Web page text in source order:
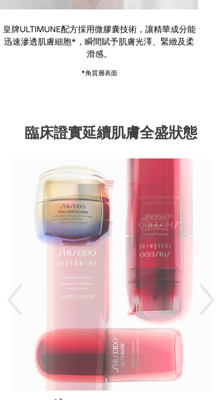
皇牌ULTIMUNE配方採用微膠囊技術，讓精華成分能
迅速滲透肌膚細胞*，瞬間賦予肌膚光澤、緊緻及柔
滑感。
*角質層表面
臨床證實延續肌膚全盛狀態
臨床證實延續肌膚全盛狀態